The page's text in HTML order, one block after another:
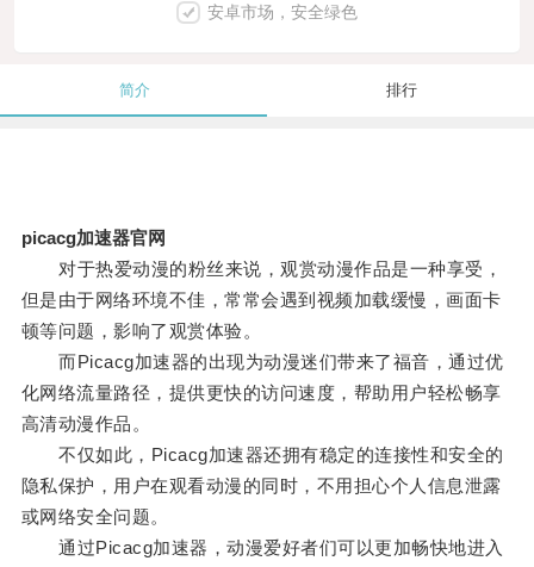
安卓市场，安全绿色
简介 排行
picacg加速器官网
对于热爱动漫的粉丝来说，观赏动漫作品是一种享受，
但是由于网络环境不佳，常常会遇到视频加载缓慢，画面卡
顿等问题，影响了观赏体验。
而Picacg加速器的出现为动漫迷们带来了福音，通过优
化网络流量路径，提供更快的访问速度，帮助用户轻松畅享
高清动漫作品。
不仅如此，Picacg加速器还拥有稳定的连接性和安全的
隐私保护，用户在观看动漫的同时，不用担心个人信息泄露
或网络安全问题。
通过Picacg加速器，动漫爱好者们可以更加畅快地进入